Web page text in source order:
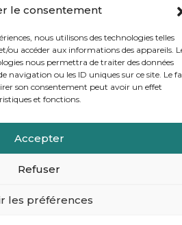
le consentement
nous utilisons des technologies telles
ou accéder aux informations des appareils.
nous permettra de traiter des données
navigation ou les ID uniques sur ce site. Le
son consentement peut avoir un effet
et fonctions.
Accepter
Refuser
les préférences